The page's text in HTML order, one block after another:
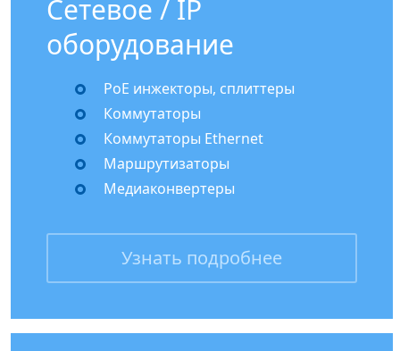
Сетевое / IP
оборудование
PoE инжекторы, сплиттеры
Коммутаторы
Коммутаторы Ethernet
Маршрутизаторы
Медиаконвертеры
Узнать подробнее